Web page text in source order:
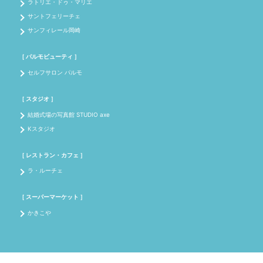
ラトリエ・ドゥ・マリエ
サントフェリーチェ
サンフィレール岡崎
［ パルモビューティ ］
セルフサロン パルモ
［ スタジオ ］
結婚式場の写真館 STUDIO axe
Kスタジオ
［ レストラン・カフェ ］
ラ・ルーチェ
［ スーパーマーケット ］
かきこや